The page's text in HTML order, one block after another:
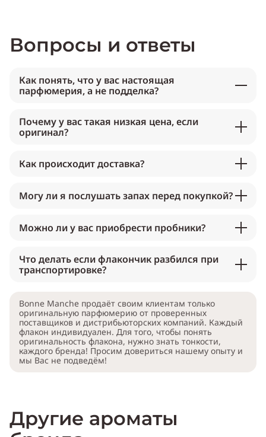
Вопросы и ответы
Как понять, что у вас настоящая
парфюмерия, а не подделка?
Почему у вас такая низкая цена, если
оригинал?
Как происходит доставка?
Могу ли я послушать запах перед покупкой?
Можно ли у вас приобрести пробники?
Что делать если флакончик разбился при
транспортировке?
Bonne Manche продаёт своим клиентам только
оригинальную парфюмерию от проверенных
поставщиков и дистрибьюторских компаний. Каждый
флакон индивидуален. Для того, чтобы понять
оригинальность флакона, нужно знать тонкости,
каждого бренда! Просим довериться нашему опыту и
мы Вас не подведём!
Другие ароматы